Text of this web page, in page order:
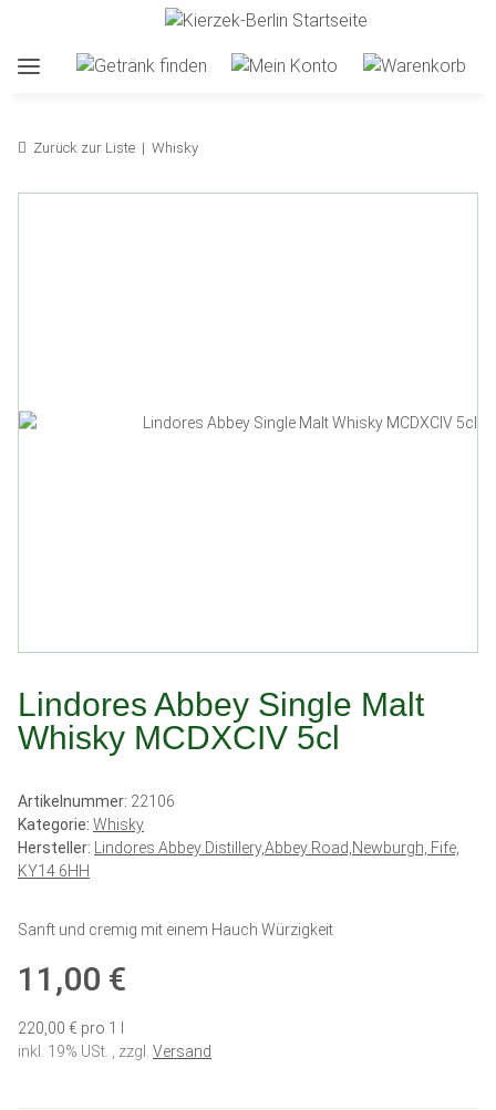
Zurück zur Liste Whisky
Lindores Abbey Single Malt
Whisky MCDXCIV 5cl
Artikelnummer: 22106
Kategorie: Whisky
Hersteller:
Lindores Abbey Distillery,Abbey Road,Newburgh, Fife,
KY14 6HH
Sanft und cremig mit einem Hauch Würzigkeit
11,00 €
220,00 € pro 1 l
inkl. 19% USt. , zzgl. Versand